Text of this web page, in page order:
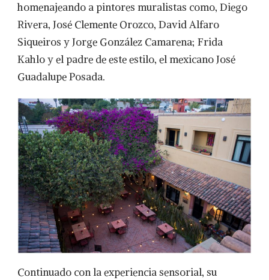
homenajeando a pintores muralistas como, Diego
Rivera, José Clemente Orozco, David Alfaro
Siqueiros y Jorge González Camarena; Frida
Kahlo y el padre de este estilo, el mexicano José
Guadalupe Posada.
Continuado con la experiencia sensorial, su